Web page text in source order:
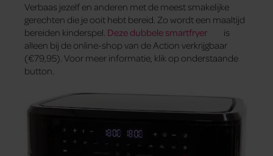
Verbaas jezelf en anderen met de meest smakelijke
gerechten die je ooit hebt bereid. Zo wordt een maaltijd
bereiden kinderspel. Deze dubbele smartfryer
is
alleen bij de online-shop van de Action verkrijgbaar
(€79,95). Voor meer informatie, klik op onderstaande
button.